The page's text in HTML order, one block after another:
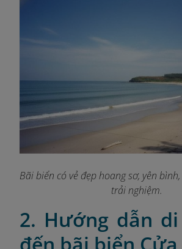
Bãi biển có vẻ đẹp hoang sơ, yên
trải nghiệm.
2. Hướng dẫn